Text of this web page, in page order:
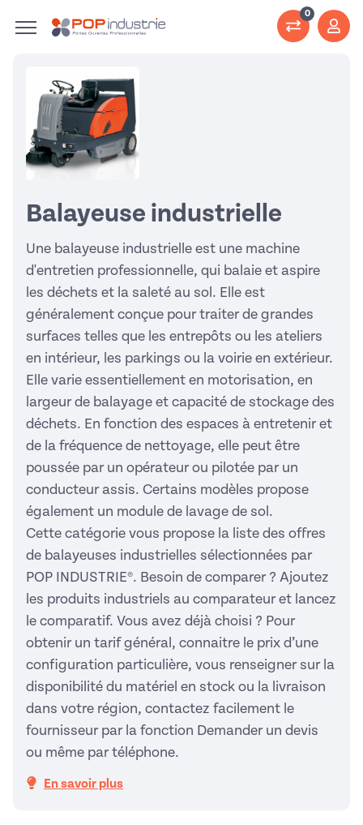
0
Balayeuse industrielle
Une balayeuse industrielle est une machine
d'entretien professionnelle, qui balaie et aspire
les déchets et la saleté au sol. Elle est
généralement conçue pour traiter de grandes
surfaces telles que les entrepôts ou les ateliers
en intérieur, les parkings ou la voirie en extérieur.
Elle varie essentiellement en motorisation, en
largeur de balayage et capacité de stockage des
déchets. En fonction des espaces à entretenir et
de la fréquence de nettoyage, elle peut être
poussée par un opérateur ou pilotée par un
conducteur assis. Certains modèles propose
également un module de lavage de sol.
Cette catégorie vous propose la liste des offres
de balayeuses industrielles sélectionnées par
POP INDUSTRIE®. Besoin de comparer ? Ajoutez
les produits industriels au comparateur et lancez
le comparatif. Vous avez déjà choisi ? Pour
obtenir un tarif général, connaitre le prix d’une
configuration particulière, vous renseigner sur la
disponibilité du matériel en stock ou la livraison
dans votre région, contactez facilement le
fournisseur par la fonction Demander un devis
ou même par téléphone.
En savoir plus